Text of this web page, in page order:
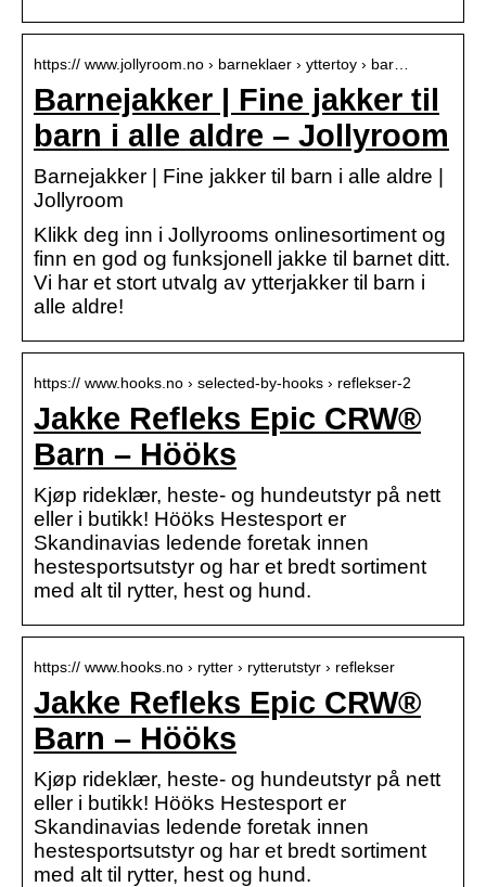
https:// www.jollyroom.no › barneklaer › yttertoy › bar…
Barnejakker | Fine jakker til
barn i alle aldre – Jollyroom
Barnejakker | Fine jakker til barn i alle aldre |
Jollyroom
Klikk deg inn i Jollyrooms onlinesortiment og
finn en god og funksjonell jakke til barnet ditt.
Vi har et stort utvalg av ytterjakker til barn i
alle aldre!
https:// www.hooks.no › selected-by-hooks › reflekser-2
Jakke Refleks Epic CRW®
Barn – Hööks
Kjøp rideklær, heste- og hundeutstyr på nett
eller i butikk! Hööks Hestesport er
Skandinavias ledende foretak innen
hestesportsutstyr og har et bredt sortiment
med alt til rytter, hest og hund.
https:// www.hooks.no › rytter › rytterutstyr › reflekser
Jakke Refleks Epic CRW®
Barn – Hööks
Kjøp rideklær, heste- og hundeutstyr på nett
eller i butikk! Hööks Hestesport er
Skandinavias ledende foretak innen
hestesportsutstyr og har et bredt sortiment
med alt til rytter, hest og hund.